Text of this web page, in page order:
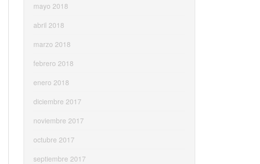
mayo 2018
abril 2018
marzo 2018
febrero 2018
enero 2018
diciembre 2017
noviembre 2017
octubre 2017
septiembre 2017